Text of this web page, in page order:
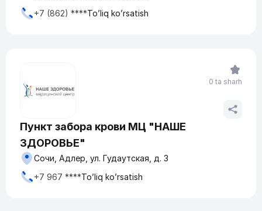
+7 (862) ****To’liq ko’rsatish
Пункт забора крови МЦ "НАШЕ
ЗДОРОВЬЕ"
Сочи, Адлер, ул. Гудаутская, д. 3
+7 967 ****To’liq ko’rsatish
0 ta sharh